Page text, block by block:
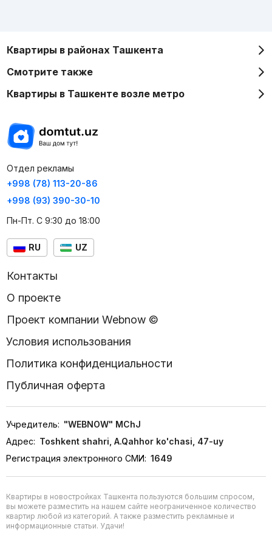
Квартиры в районах Ташкента
Смотрите также
Квартиры в Ташкенте возле метро
Отдел рекламы
+998 (78) 113-20-86
+998 (93) 390-30-10
Пн-Пт. С 9:30 до 18:00
RU UZ
Контакты
О проекте
Проект компании Webnow ©
Условия использования
Политика конфиденциальности
Публичная оферта
Учредитель: "WEBNOW" MChJ
Адрес: Toshkent shahri, A.Qahhor ko'chasi, 47-uy
Регистрация электронного СМИ: 1649
Квартиры в новостройках Ташкента пользуются большим спросом,
вы можете разместить на нашем сайте неограниченное количество
квартир любой из категорий. А также разместить рекламные и
информационные статьи. Удачи!